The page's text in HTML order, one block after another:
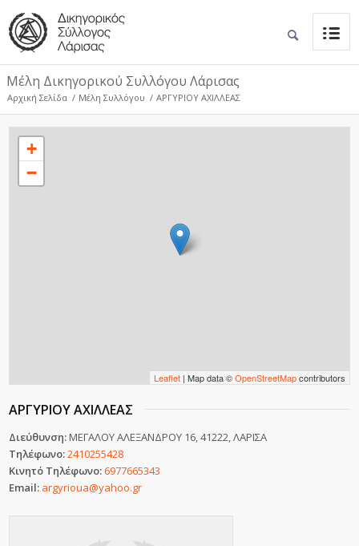
Μέλη Δικηγορικού Συλλόγου Λάρισας
Αρχική Σελίδα / Μέλη Συλλόγου / ΑΡΓΥΡΙΟΥ ΑΧΙΛΛΕΑΣ
+
−
Leaflet| Map data ©OpenStreetMapcontributors
ΑΡΓΥΡΙΟΥ ΑΧΙΛΛΕΑΣ
Διεύθυνση: ΜΕΓΑΛΟΥ ΑΛΕΞΑΝΔΡΟΥ 16, 41222, ΛΑΡΙΣΑ
Τηλέφωνο:2410255428
Κινητό Τηλέφωνο: 6977665343
Email: argyrioua@yahoo.gr